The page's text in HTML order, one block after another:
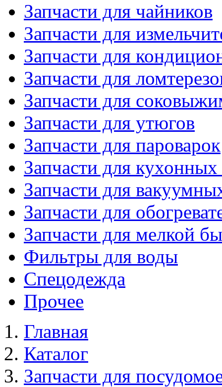
Запчасти для чайников
Запчасти для
Запчасти для
Запчасти для
Запчасти для
Запчасти для утюгов
Запчасти для пароварок
Запчасти для
Запчасти для
Запчасти для
Запчасти для мелкой
Фильтры для воды
Спецодежда
Прочее
Главная
Каталог
Запчасти для